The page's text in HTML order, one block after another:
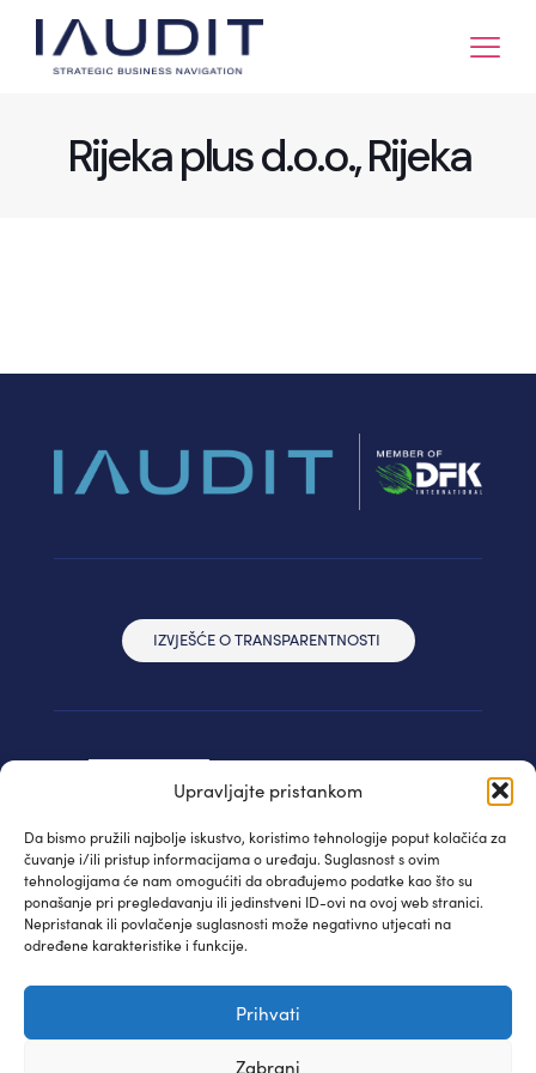
Upravljajte pristankom
Da bismo pružili najbolje iskustvo, koristimo tehnologije poput kolačića za
čuvanje i/ili pristup informacijama o uređaju. Suglasnost s ovim
tehnologijama će nam omogućiti da obrađujemo podatke kao što su
ponašanje pri pregledavanju ili jedinstveni ID-ovi na ovoj web stranici.
Nepristanak ili povlačenje suglasnosti može negativno utjecati na
određene karakteristike i funkcije.
Prihvati
Zabrani
Rijeka plus d.o.o., Rijeka
IZVJEŠĆE O TRANSPARENTNOSTI
Izjava privatnosti| WEB: